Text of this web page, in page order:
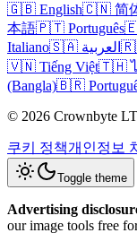
🇬🇧 English🇨🇳 简
本語🇵🇹 Português
Italiano
🇸🇦 العربية
🇻🇳 Tiếng Việt🇹🇭 ไ
(Bangla)🇧🇷
© 2026 Crownbyte
쿠키 정책개인정보
Toggle theme
Advertising
our image tools free